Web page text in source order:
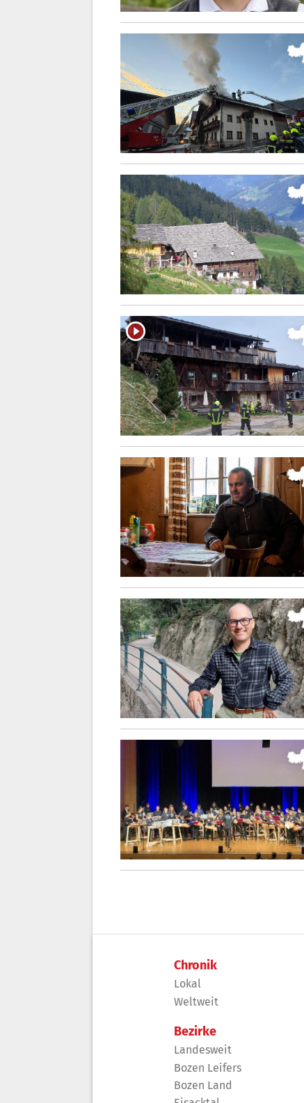
Chronik
Lokal
Weltweit
Bezirke
Landesweit
Bozen Leifers
Bozen Land